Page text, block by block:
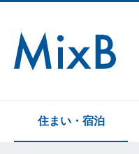
住まい・宿泊